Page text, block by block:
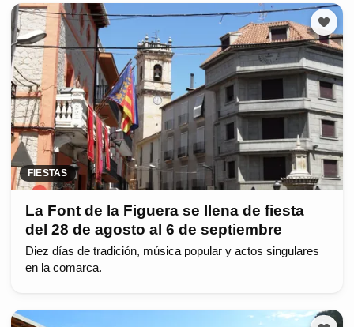
FIESTAS
La Font de la Figuera se llena de fiesta
del 28 de agosto al 6 de septiembre
Diez días de tradición, música popular y actos singulares
en la comarca.